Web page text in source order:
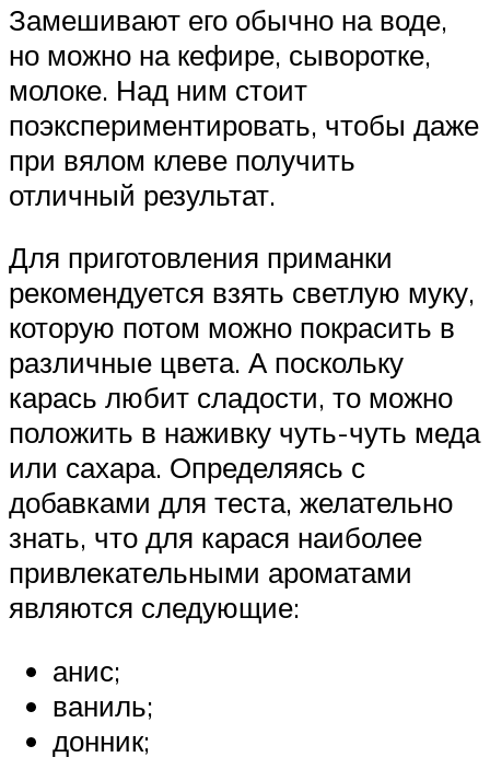
Замешивают его обычно на воде,
но можно на кефире, сыворотке,
молоке. Над ним стоит
поэкспериментировать, чтобы даже
при вялом клеве получить
отличный результат.
Для приготовления приманки
рекомендуется взять светлую муку,
которую потом можно покрасить в
различные цвета. А поскольку
карась любит сладости, то можно
положить в наживку чуть-чуть меда
или сахара. Определяясь с
добавками для теста, желательно
знать, что для карася наиболее
привлекательными ароматами
являются следующие:
анис;
ваниль;
донник;